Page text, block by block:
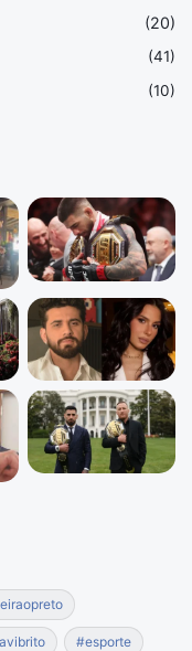
(20)
(41)
(10)
#esporte